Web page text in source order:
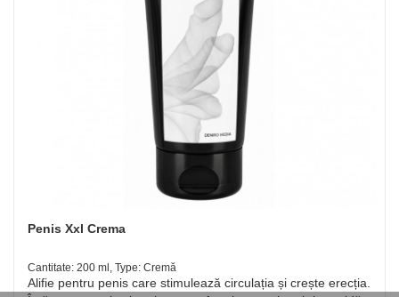
Penis Xxl Crema
Cantitate: 200 ml, Type: Cremă
Alifie pentru penis care stimulează circulația și crește erecția.